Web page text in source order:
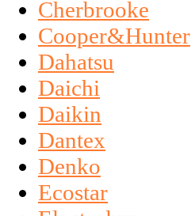
Cherbrooke
Cooper&Hunter
Dahatsu
Daichi
Daikin
Dantex
Denko
Ecostar